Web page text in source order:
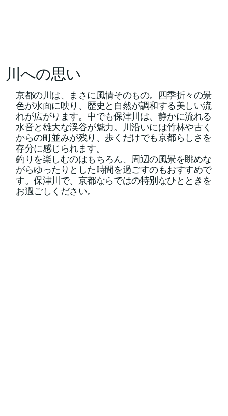
​川への思い
京都の川は、まさに風情そのもの。四季折々の景
色が水面に映り、歴史と自然が調和する美しい流
れが広がります。中でも保津川は、静かに流れる
水音と雄大な渓谷が魅力。川沿いには竹林や古く
からの町並みが残り、歩くだけでも京都らしさを
存分に感じられます。
釣りを楽しむのはもちろん、周辺の風景を眺めな
がらゆったりとした時間を過ごすのもおすすめで
す。保津川で、京都ならではの特別なひとときを
お過ごしください。